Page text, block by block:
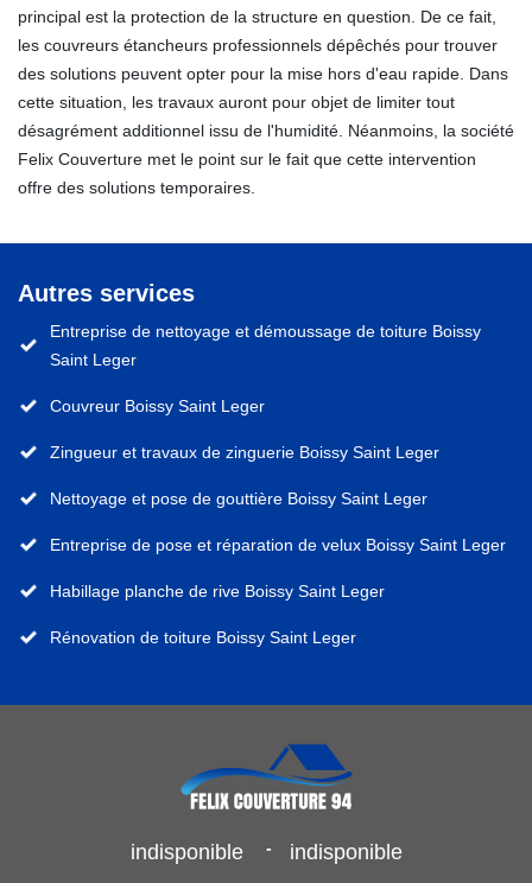
principal est la protection de la structure en question. De ce fait,
les couvreurs étancheurs professionnels dépêchés pour trouver
des solutions peuvent opter pour la mise hors d'eau rapide. Dans
cette situation, les travaux auront pour objet de limiter tout
désagrément additionnel issu de l'humidité. Néanmoins, la société
Felix Couverture met le point sur le fait que cette intervention
offre des solutions temporaires.
Autres services
Entreprise de nettoyage et démoussage de toiture Boissy
Saint Leger
Couvreur Boissy Saint Leger
Zingueur et travaux de zinguerie Boissy Saint Leger
Nettoyage et pose de gouttière Boissy Saint Leger
Entreprise de pose et réparation de velux Boissy Saint Leger
Habillage planche de rive Boissy Saint Leger
Rénovation de toiture Boissy Saint Leger
indisponible - indisponible